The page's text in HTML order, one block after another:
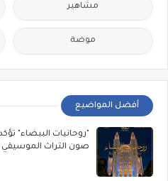
مشاهير
موضة
أفضل المواضيع
"روحانيات البيضاء"
صون التراث الموسيقي